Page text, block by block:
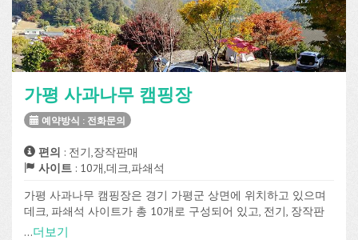
가평 사과나무 캠핑장
예약방식 : 전화문의
편의 : 전기,장작판매
사이트 : 10개,데크,파쇄석
가평 사과나무 캠핑장은 경기 가평군 상면에 위치하고 있으며
데크, 파쇄석 사이트가 총 10개로 구성되어 있고, 전기, 장작판
매 등의 편의시설을 이용할 수 있습니다.
...더보기